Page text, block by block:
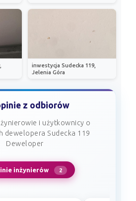
inwestycja Sudecka 119,
Jelenia Góra
z odbiorów
i użytkownicy o
dewelopera Sudecka 119
Deweloper
inżynierów 2